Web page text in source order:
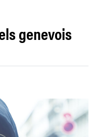
genevois